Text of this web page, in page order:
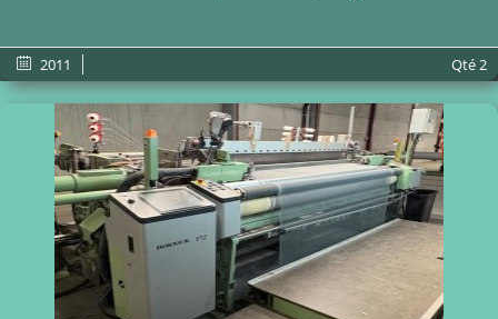
2011 Qté2